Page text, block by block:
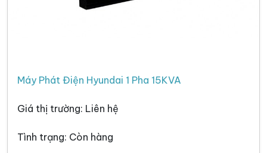
Máy Phát Điện Hyundai 1 Pha 15KVA
Giá thị trường: Liên hệ
Tình trạng: Còn hàng